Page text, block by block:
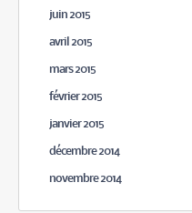
juin 2015
avril 2015
mars 2015
février 2015
janvier 2015
décembre 2014
novembre 2014